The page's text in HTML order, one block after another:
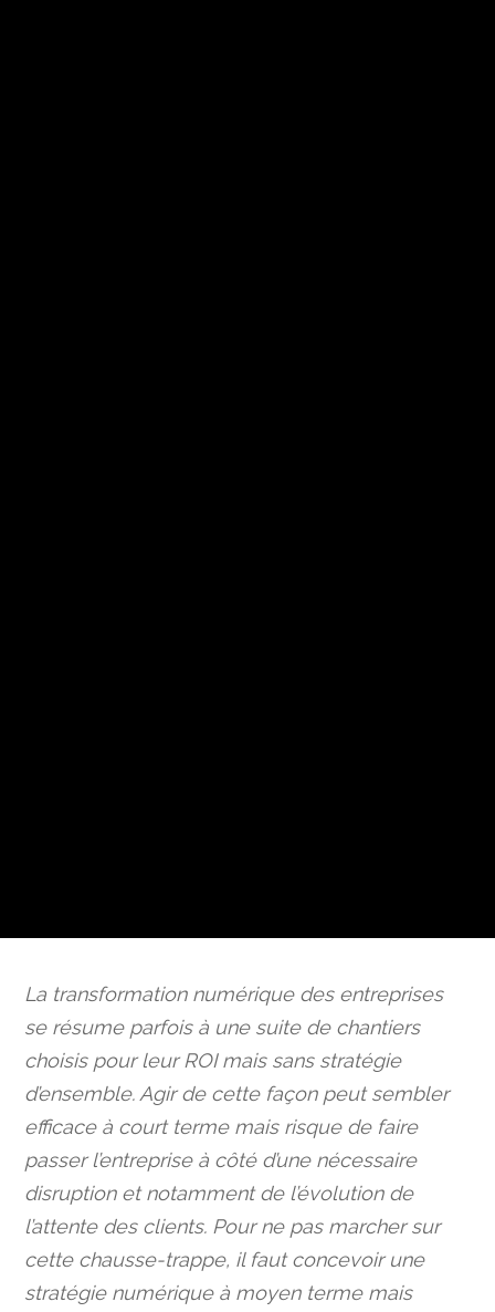
La transformation numérique des entreprises
se résume parfois à une suite de chantiers
choisis pour leur ROI mais sans stratégie
d’ensemble. Agir de cette façon peut sembler
efficace à court terme mais risque de faire
passer l’entreprise à côté d’une nécessaire
disruption et notamment de l’évolution de
l’attente des clients. Pour ne pas marcher sur
cette chausse-trappe, il faut concevoir une
stratégie numérique à moyen terme mais